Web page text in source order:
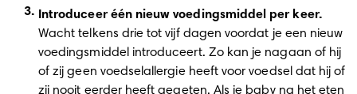
Introduceer één nieuw voedingsmiddel per keer.
Wacht telkens drie tot vijf dagen voordat je een nieuw
voedingsmiddel introduceert. Zo kan je nagaan of hij
of zij geen voedselallergie heeft voor voedsel dat hij of
zij nooit eerder heeft gegeten. Als je baby na het eten